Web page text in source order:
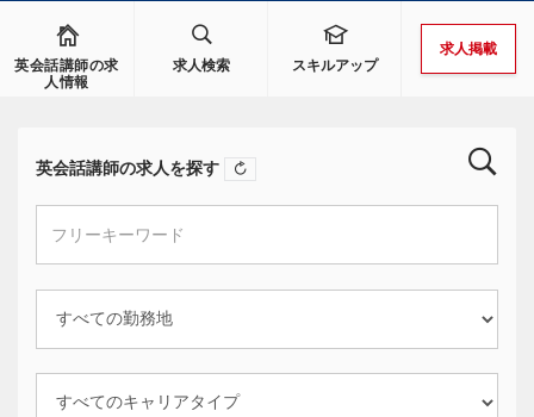
英会話講師の求
人情報
求人検索 スキルアップ
求人掲載
英会話講師の求人を探す